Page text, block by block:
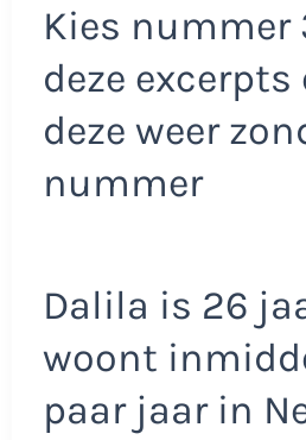
Kies nummer
deze excerpts
deze weer
nummer
Dalila is 26
woont
paar jaar in